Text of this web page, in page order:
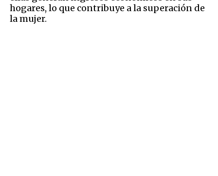
hogares, lo que contribuye a la superación de
la mujer.